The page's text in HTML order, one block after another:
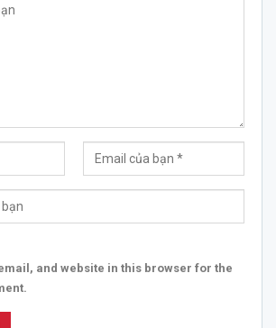
and website in this browser for the